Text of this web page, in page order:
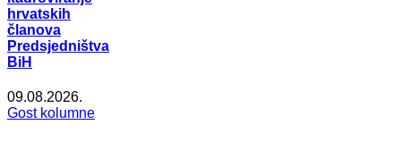
hrvatskih
članova
Predsjedništva
BiH
09.08.2026.
Gost kolumne